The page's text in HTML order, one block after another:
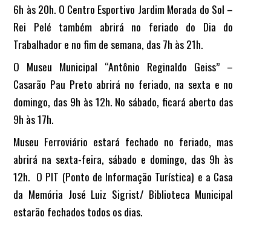
6h às 20h. O Centro Esportivo Jardim Morada do Sol –
Rei Pelé também abrirá no feriado do Dia do
Trabalhador e no fim de semana, das 7h às 21h.
O Museu Municipal “Antônio Reginaldo Geiss” –
Casarão Pau Preto abrirá no feriado, na sexta e no
domingo, das 9h às 12h. No sábado, ficará aberto das
9h às 17h.
Museu Ferroviário estará fechado no feriado, mas
abrirá na sexta-feira, sábado e domingo, das 9h às
12h. O PIT (Ponto de Informação Turística) e a Casa
da Memória José Luiz Sigrist/ Biblioteca Municipal
estarão fechados todos os dias.